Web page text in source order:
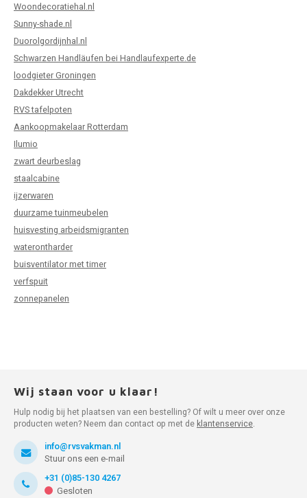
Woondecoratiehal.nl
Sunny-shade.nl
Duorolgordijnhal.nl
Schwarzen Handläufen bei Handlaufexperte.de
loodgieter Groningen
Dakdekker Utrecht
RVS tafelpoten
Aankoopmakelaar Rotterdam
Ilumio
zwart deurbeslag
staalcabine
ijzerwaren
duurzame tuinmeubelen
huisvesting arbeidsmigranten
waterontharder
buisventilator met timer
verfspuit
zonnepanelen
Wij staan voor u klaar!
Hulp nodig bij het plaatsen van een bestelling? Of wilt u meer over onze
producten weten? Neem dan contact op met de klantenservice.
info@rvsvakman.nl
Stuur ons een e-mail
+31 (0)85-130 4267
Gesloten